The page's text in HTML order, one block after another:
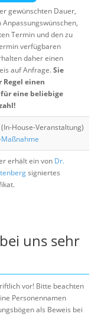
gewünschten Dauer,
Termin und den zu
verfügbaren
daher einen
auf Anfrage.Sie
einen
eine beliebige
House-Veranstaltung)
erhält ein von Dr.
signiertes
uns sehr
vor! Bitte beachten
Personennamen
als Beweis bei